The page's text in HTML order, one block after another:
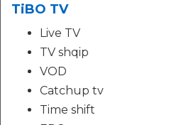
TiBO TV
Live TV
TV shqip
VOD
Catchup tv
Time shift